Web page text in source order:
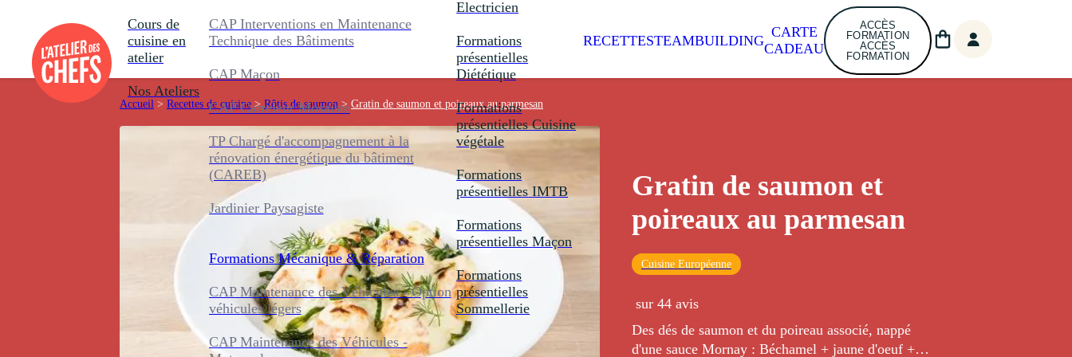
Cours de
cuisine en
atelier
Nos Ateliers
CAP Interventions en Maintenance
Technique des Bâtiments
CAP Maçon
CAP Carreleur Mosaïste
TP Chargé d'accompagnement à la
rénovation énergétique du bâtiment
(CAREB)
Jardinier Paysagiste
Formations Mécanique & Réparation
CAP Maintenance des Véhicules - Option
véhicules légers
CAP Maintenance des Véhicules -
Electricien
Formations
présentielles
Diététique
Formations
présentielles Cuisine
végétale
Formations
présentielles IMTB
Formations
présentielles Maçon
Formations
présentielles
Sommellerie
RECETTESTEAMBUILDING
CARTE
CADEAU
ACCÈS
FORMATION
ACCÈS
FORMATION
Accueil > Recettes de cuisine > Rôtis de saumon > Gratin de saumon et poireaux au parmesan
Gratin de saumon et
poireaux au parmesan
Cuisine Européenne
sur 44 avis
Des dés de saumon et du poireau associé, nappé
d'une sauce Mornay : Béchamel + jaune d'oeuf +